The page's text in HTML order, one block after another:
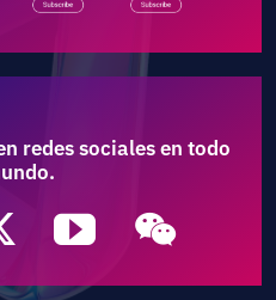
redes sociales en todo